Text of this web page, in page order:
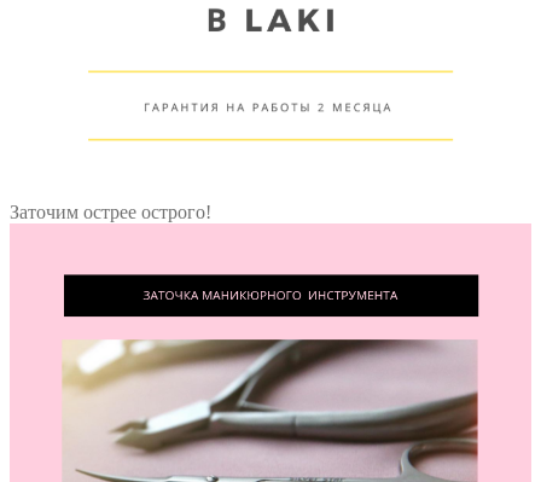
Заточим острее острого!